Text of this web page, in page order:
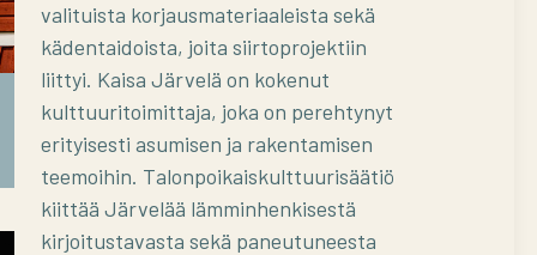
Talot liikkeessä -seminaari Sipoon
Nikkilän Juhlatalolla 4.6.2026
valituista korjausmateriaaleista sekä
kädentaidoista, joita siirtoprojektiin
liittyi. Kaisa Järvelä on kokenut
kulttuuritoimittaja, joka on perehtynyt
erityisesti asumisen ja rakentamisen
teemoihin. Talonpoikaiskulttuurisäätiö
kiittää Järvelää lämminhenkisestä
kirjoitustavasta sekä paneutuneesta